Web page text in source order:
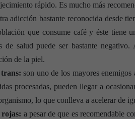
rápido. Es mucho más
adicción bastante reconocida desde
que consume café y éste tiene
de salud puede ser bastante
de la piel.
trans: son uno de los mayores enemigos
procesadas, pueden llegar a
lo que conlleva a acelerar de
rojas: a pesar de que es recomendable